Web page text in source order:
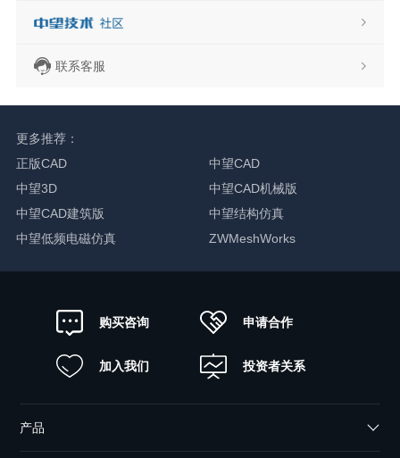
联系客服
更多推荐：
正版CAD
中望CAD
中望3D
中望CAD机械版
中望CAD建筑版
中望结构仿真
中望低频电磁仿真
ZWMeshWorks
购买咨询 申请合作
加入我们 投资者关系
产品